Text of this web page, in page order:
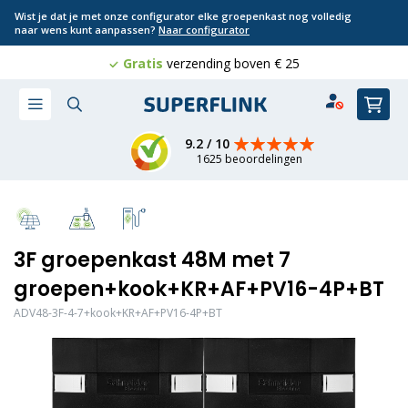
Wist je dat je met onze configurator elke groepenkast nog volledig
naar wens kunt aanpassen? Naar configurator
8 jaar
Gratis verzending boven € 25
geld terug
Professioneel
naar
9.2 / 10
1625 beoordelingen
3F groepenkast 48M met 7
groepen+kook+KR+AF+PV16-4P+BT
ADV48-3F-4-7+kook+KR+AF+PV16-4P+BT